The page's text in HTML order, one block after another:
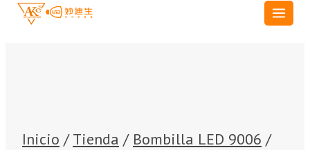
Saltar
Inicio / Tienda / Bombilla LED 9006 /